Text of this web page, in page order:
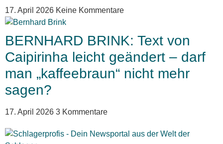
17. April 2026 Keine Kommentare
BERNHARD BRINK: Text von
Caipirinha leicht geändert – darf
man „kaffeebraun“ nicht mehr
sagen?
17. April 2026 3 Kommentare